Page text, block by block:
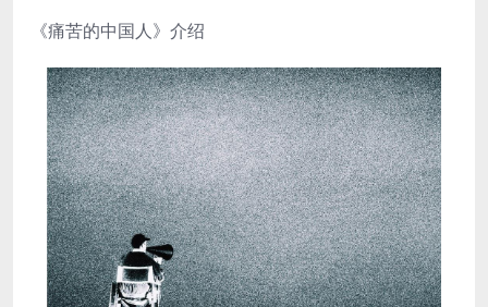
《痛苦的中国人》介绍